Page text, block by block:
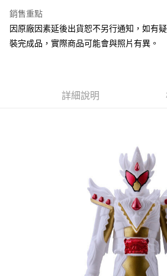
【大哥付你分期使用說明】
1.本服務由台灣大哥大提供，台灣大哥大用戶可
2.付款方式選擇「大哥付你分期」，訂單成立後
流程，驗證手機門號後，選擇欲分期的期數、繳
法說明評估內容。
帳／街口支付／iPASS MONEY」等通路繳費。
1.本服務係由「台灣大哥大股份有限公司」（以
用戶於交易時，得透過本服務購買商品或服務，
買賣價金債權讓與本公司後，依約使用本公司帳
2.基於同意付款使用「大哥付你分期」之契約關
資料（包含姓名、電話或地址）提供予台灣大哥
由本公司與您本人進行分期帳單所需資料之確認
3.完整用戶服務條款，請詳閱以下連結：https://
ATM付款
運送方式
預購-付款後全家取貨(舊)
每筆NT$90，滿NT$3,000(含以上)免運費
預購-付款後7-11取貨(舊)
每筆NT$90，滿NT$3,000(含以上)免運費
每筆NT$120，滿NT$3,000(含以上)免運費
每筆NT$160，滿NT$3,000(含以上)免運費
銷售重點
因原廠因素延後出貨恕不另行通知，如有
裝完成品，實際商品可能會與照片有異。
詳細說明